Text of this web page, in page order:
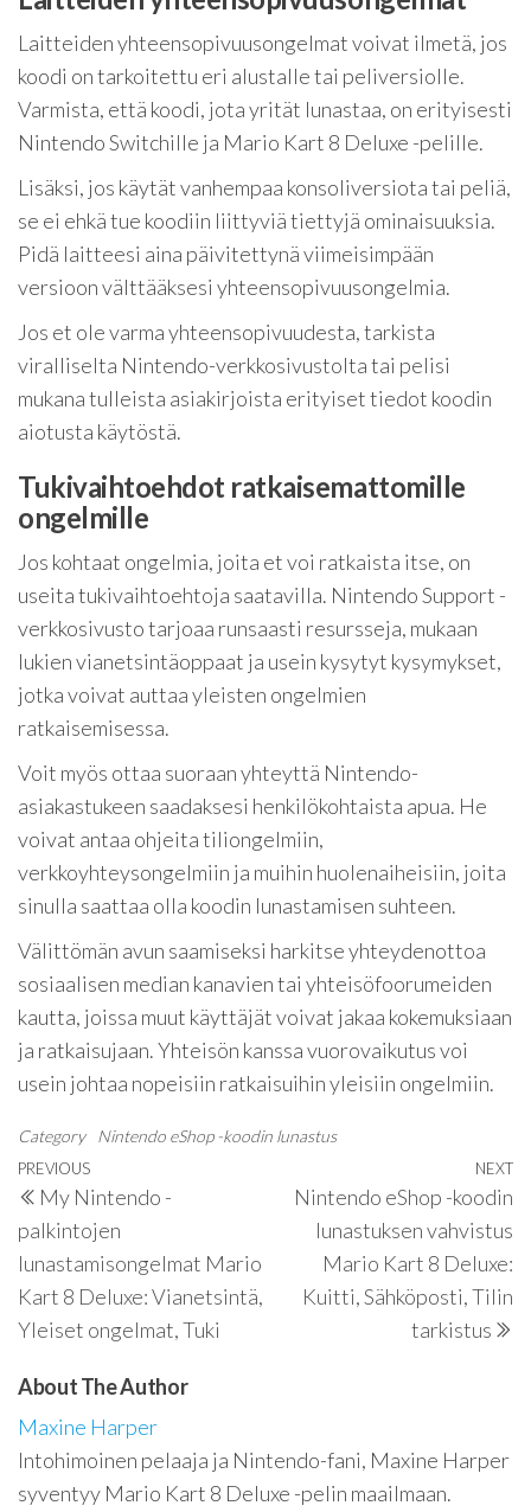
Laitteiden yhteensopivuusongelmat voivat ilmetä, jos
koodi on tarkoitettu eri alustalle tai peliversiolle.
Varmista, että koodi, jota yrität lunastaa, on erityisesti
Nintendo Switchille ja Mario Kart 8 Deluxe -pelille.
Lisäksi, jos käytät vanhempaa konsoliversiota tai peliä,
se ei ehkä tue koodiin liittyviä tiettyjä ominaisuuksia.
Pidä laitteesi aina päivitettynä viimeisimpään
versioon välttääksesi yhteensopivuusongelmia.
Jos et ole varma yhteensopivuudesta, tarkista
viralliselta Nintendo-verkkosivustolta tai pelisi
mukana tulleista asiakirjoista erityiset tiedot koodin
aiotusta käytöstä.
Tukivaihtoehdot ratkaisemattomille
ongelmille
Jos kohtaat ongelmia, joita et voi ratkaista itse, on
useita tukivaihtoehtoja saatavilla. Nintendo Support -
verkkosivusto tarjoaa runsaasti resursseja, mukaan
lukien vianetsintäoppaat ja usein kysytyt kysymykset,
jotka voivat auttaa yleisten ongelmien
ratkaisemisessa.
Voit myös ottaa suoraan yhteyttä Nintendo-
asiakastukeen saadaksesi henkilökohtaista apua. He
voivat antaa ohjeita tiliongelmiin,
verkkoyhteysongelmiin ja muihin huolenaiheisiin, joita
sinulla saattaa olla koodin lunastamisen suhteen.
Välittömän avun saamiseksi harkitse yhteydenottoa
sosiaalisen median kanavien tai yhteisöfoorumeiden
kautta, joissa muut käyttäjät voivat jakaa kokemuksiaan
ja ratkaisujaan. Yhteisön kanssa vuorovaikutus voi
usein johtaa nopeisiin ratkaisuihin yleisiin ongelmiin.
Category Nintendo eShop -koodin lunastus
Post
navigation
Previous
Post
PREVIOUS
My Nintendo -
palkintojen
lunastamisongelmat Mario
Kart 8 Deluxe: Vianetsintä,
Yleiset ongelmat, Tuki
NEXT
Nintendo eShop -koodin
lunastuksen vahvistus
Mario Kart 8 Deluxe:
Kuitti, Sähköposti, Tilin
tarkistus
About The Author
Maxine Harper
Intohimoinen pelaaja ja Nintendo-fani, Maxine Harper
syventyy Mario Kart 8 Deluxe -pelin maailmaan.